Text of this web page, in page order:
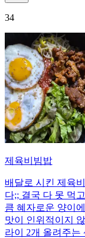
34
제육비빔밥
배달로 시킨 제육
다;; 결국 다 못 먹
큼 혜자로운 양이
맛이 인위적이지
라이 2개 올려주는